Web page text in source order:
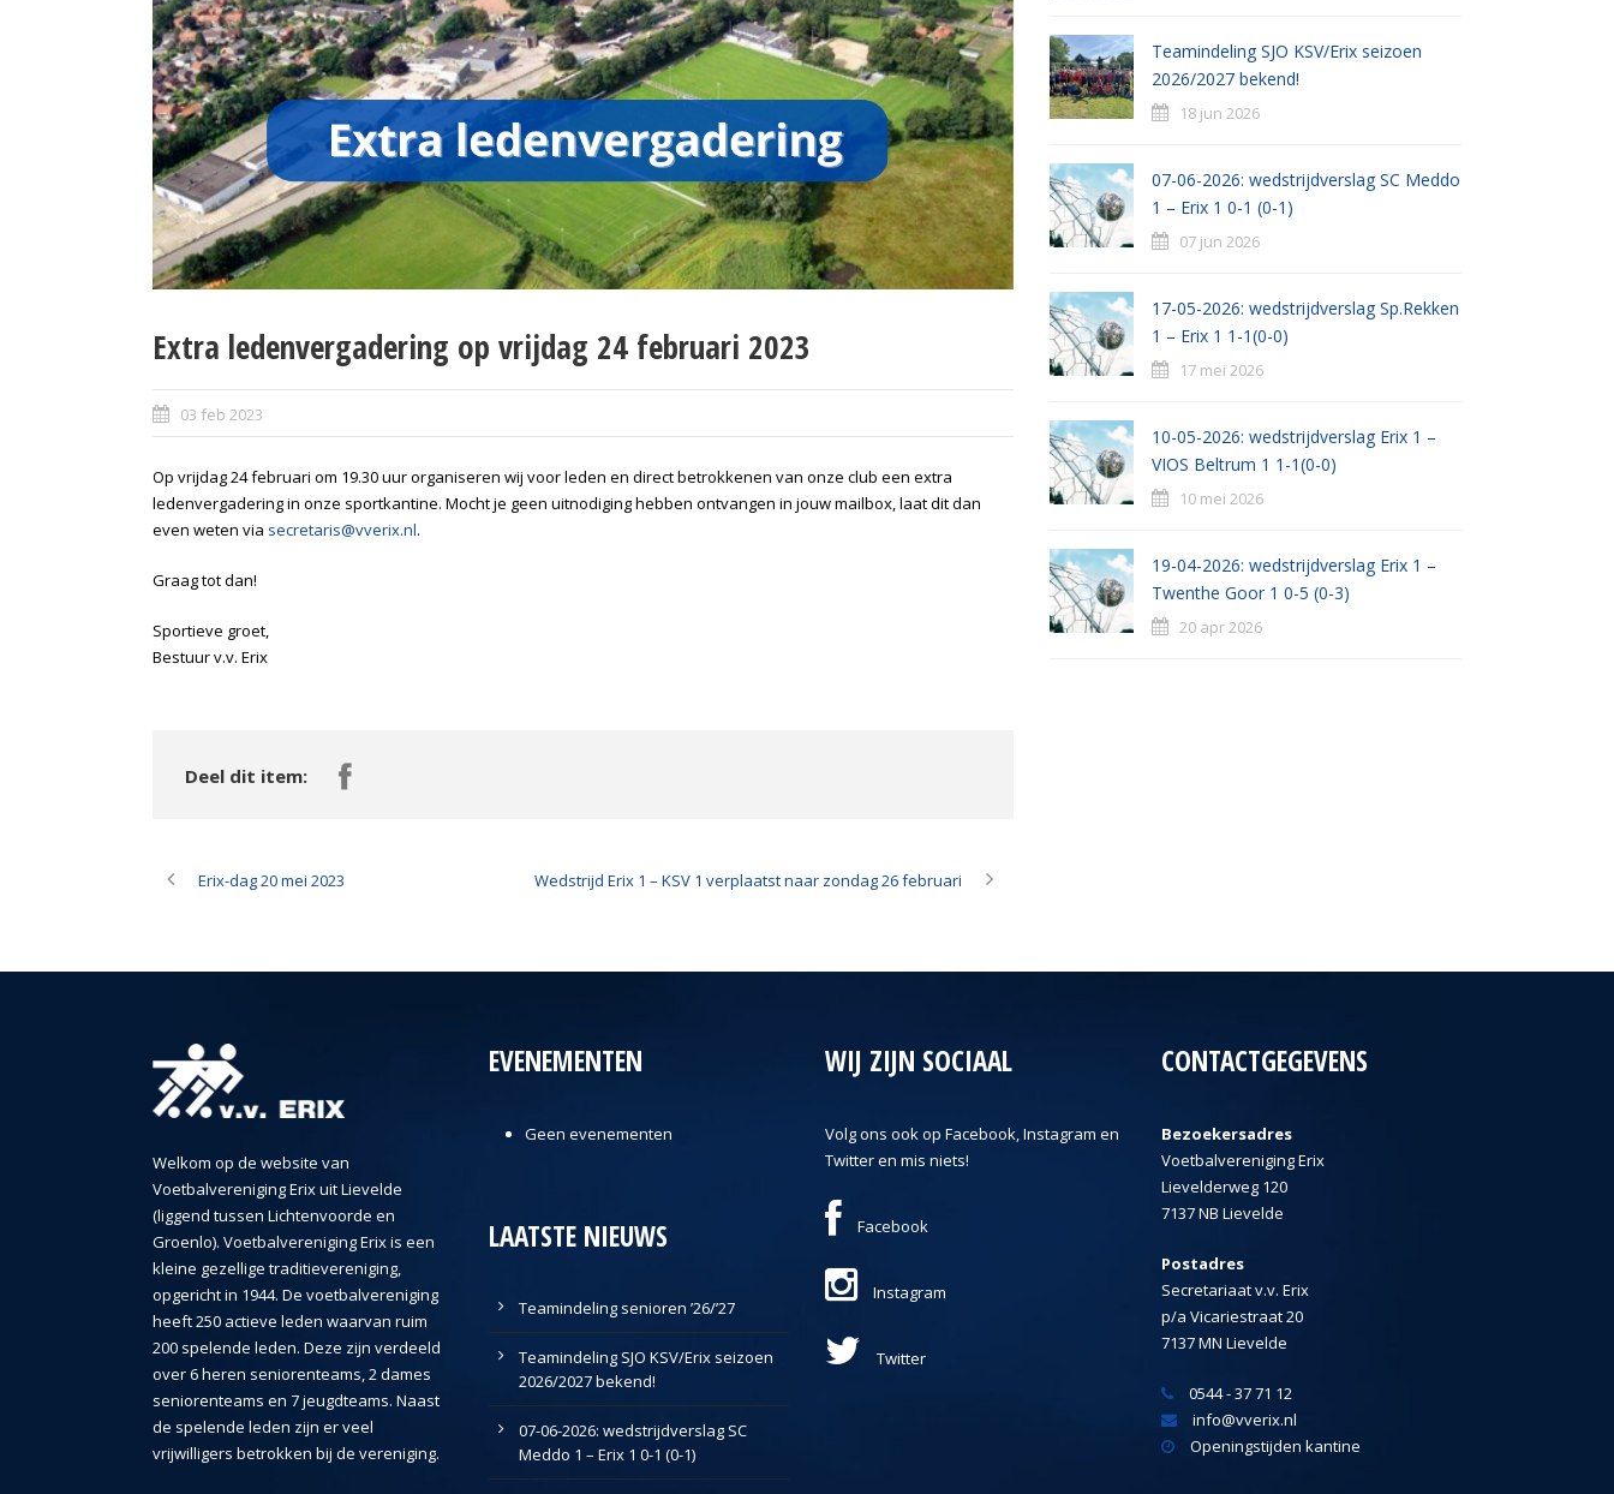
Extra ledenvergadering op vrijdag 24 februari 2023
03 feb 2023
Op vrijdag 24 februari om 19.30 uur organiseren wij voor leden en direct betrokkenen van onze club een extra
ledenvergadering in onze sportkantine. Mocht je geen uitnodiging hebben ontvangen in jouw mailbox, laat dit dan
even weten via secretaris@vverix.nl.
Graag tot dan!
Sportieve groet,
Bestuur v.v. Erix
Deel dit item:
Erix-dag 20 mei 2023 Wedstrijd Erix 1 – KSV 1 verplaatst naar zondag 26 februari
Teamindeling SJO KSV/Erix seizoen
2026/2027 bekend!
18 jun 2026
07-06-2026: wedstrijdverslag SC Meddo
1 – Erix 1 0-1 (0-1)
07 jun 2026
17-05-2026: wedstrijdverslag Sp.Rekken
1 – Erix 1 1-1(0-0)
17 mei 2026
10-05-2026: wedstrijdverslag Erix 1 –
VIOS Beltrum 1 1-1(0-0)
10 mei 2026
19-04-2026: wedstrijdverslag Erix 1 –
Twenthe Goor 1 0-5 (0-3)
20 apr 2026
Welkom op de website van
Voetbalvereniging Erix uit Lievelde
(liggend tussen Lichtenvoorde en
Groenlo). Voetbalvereniging Erix is een
kleine gezellige traditievereniging,
opgericht in 1944. De voetbalvereniging
heeft 250 actieve leden waarvan ruim
200 spelende leden. Deze zijn verdeeld
over 6 heren seniorenteams, 2 dames
seniorenteams en 7 jeugdteams. Naast
de spelende leden zijn er veel
vrijwilligers betrokken bij de vereniging.
EVENEMENTEN
Geen evenementen
LAATSTE NIEUWS
Teamindeling senioren ’26/’27
Teamindeling SJO KSV/Erix seizoen
2026/2027 bekend!
07-06-2026: wedstrijdverslag SC
Meddo 1 – Erix 1 0-1 (0-1)
WIJ ZIJN SOCIAAL
Volg ons ook op Facebook, Instagram en
Twitter en mis niets!
Facebook
Instagram
Twitter
CONTACTGEGEVENS
Bezoekersadres
Voetbalvereniging Erix
Lievelderweg 120
7137 NB Lievelde
Postadres
Secretariaat v.v. Erix
p/a Vicariestraat 20
7137 MN Lievelde
0544 - 37 71 12
info@vverix.nl
Openingstijden kantine